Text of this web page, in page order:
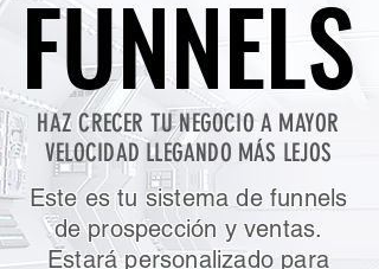
FUNNELS
FUNNELS
HAZ CRECER TU NEGOCIO A MAYOR
VELOCIDAD LLEGANDO MÁS LEJOS
Este es tu sistema de funnels
de prospección y ventas.
Estará personalizado para